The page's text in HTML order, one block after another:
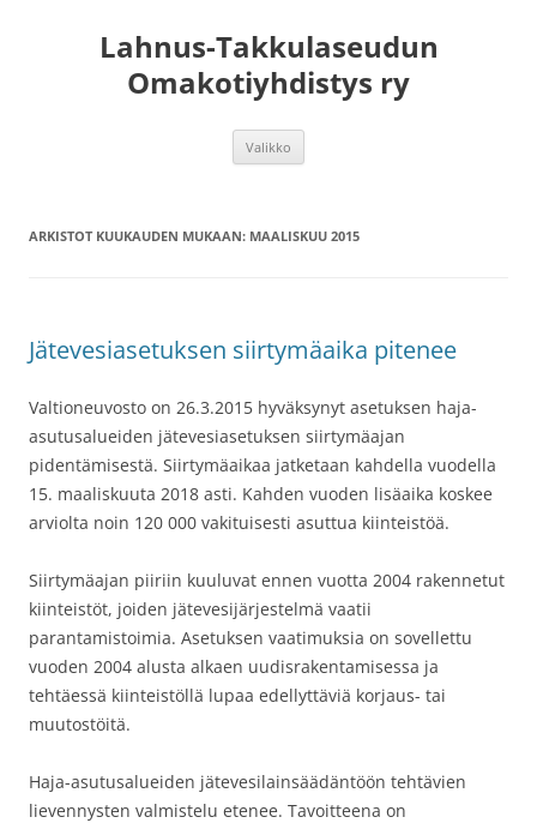
Lahnus-Takkulaseudun
Omakotiyhdistys ry
Valikko
ARKISTOT KUUKAUDEN MUKAAN: MAALISKUU 2015
Jätevesiasetuksen siirtymäaika pitenee
Valtioneuvosto on 26.3.2015 hyväksynyt asetuksen haja-
asutusalueiden jätevesiasetuksen siirtymäajan
pidentämisestä. Siirtymäaikaa jatketaan kahdella vuodella
15. maaliskuuta 2018 asti. Kahden vuoden lisäaika koskee
arviolta noin 120 000 vakituisesti asuttua kiinteistöä.
Siirtymäajan piiriin kuuluvat ennen vuotta 2004 rakennetut
kiinteistöt, joiden jätevesijärjestelmä vaatii
parantamistoimia. Asetuksen vaatimuksia on sovellettu
vuoden 2004 alusta alkaen uudisrakentamisessa ja
tehtäessä kiinteistöllä lupaa edellyttäviä korjaus- tai
muutostöitä.
Haja-asutusalueiden jätevesilainsäädäntöön tehtävien
lievennysten valmistelu etenee. Tavoitteena on